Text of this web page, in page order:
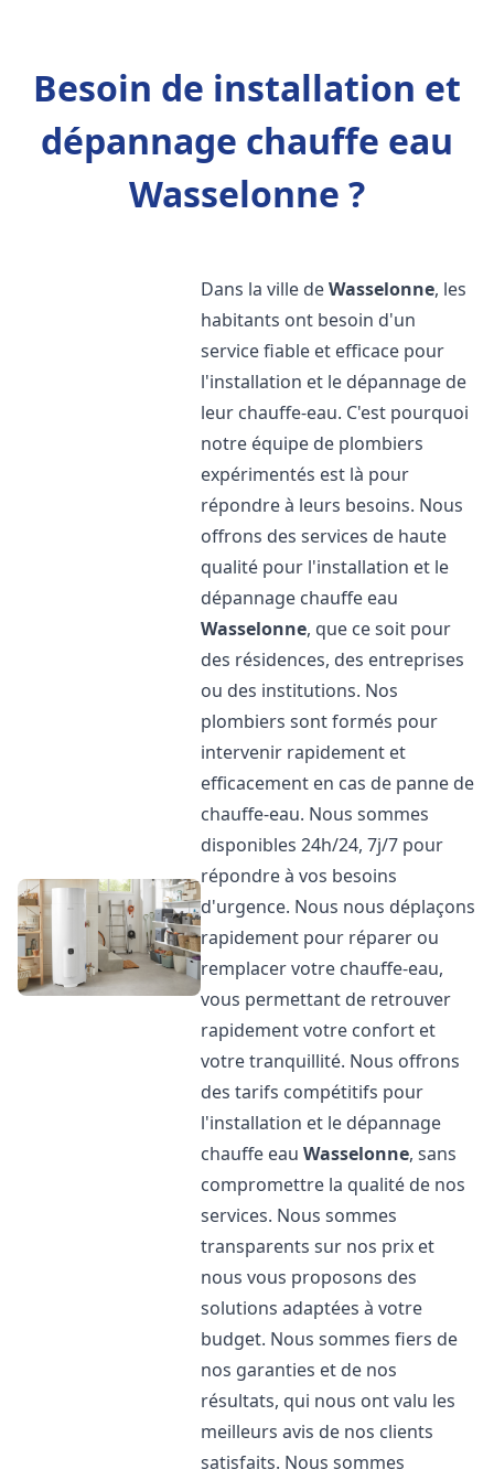
Besoin de installation et
dépannage chauffe eau
Wasselonne ?
Dans la ville deWasselonne, les
habitants ont besoin d'un
service fiable et efficace pour
l'installation et le dépannage de
leur chauffe-eau. C'est pourquoi
notre équipe de plombiers
expérimentés est là pour
répondre à leurs besoins. Nous
offrons des services de haute
qualité pour l'installation et le
dépannage chauffe eau
Wasselonne, que ce soit pour
des résidences, des entreprises
ou des institutions. Nos
plombiers sont formés pour
intervenir rapidement et
efficacement en cas de panne de
chauffe-eau. Nous sommes
disponibles 24h/24, 7j/7 pour
répondre à vos besoins
d'urgence. Nous nous déplaçons
rapidement pour réparer ou
remplacer votre chauffe-eau,
vous permettant de retrouver
rapidement votre confort et
votre tranquillité. Nous offrons
des tarifs compétitifs pour
l'installation et le dépannage
chauffe eauWasselonne, sans
compromettre la qualité de nos
services. Nous sommes
transparents sur nos prix et
nous vous proposons des
solutions adaptées à votre
budget. Nous sommes fiers de
nos garanties et de nos
résultats, qui nous ont valu les
meilleurs avis de nos clients
satisfaits. Nous sommes